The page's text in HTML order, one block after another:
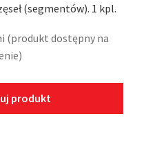
(segmentów). 1 kpl.
(produkt dostępny na
produkt